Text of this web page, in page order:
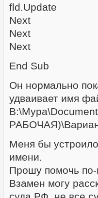
fld.Update
Next
Next
Next
End Sub
Он нормально
удваивает имя
Меня бы
имени.
Прошу помочь
Взамен могу